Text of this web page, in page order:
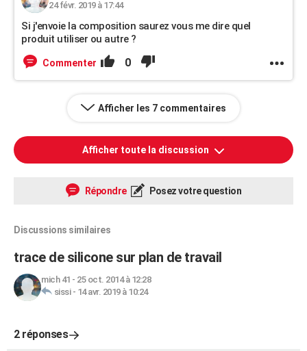
24 févr. 2019 à 17:44
Si j'envoie la composition saurez vous me dire quel
produit utiliser ou autre ?
Commenter 0
Afficher les 7 commentaires
Afficher toute la discussion
Répondre Posez votre question
Discussions similaires
trace de silicone sur plan de travail
mich 41 - 25 oct. 2014 à 12:28
sissi- 14 avr. 2019 à 10:24
2 réponses